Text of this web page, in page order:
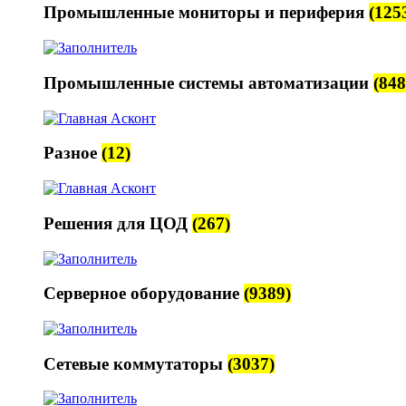
Промышленные мониторы и периферия
Промышленные системы автоматизации
Разное (12)
Решения для ЦОД (267)
Серверное оборудование (9389)
Сетевые коммутаторы (3037)